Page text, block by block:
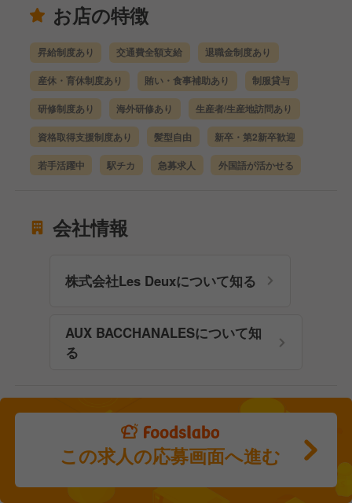
お店の特徴
昇給制度あり 交通費全額支給 退職金制度あり
産休・育休制度あり 賄い・食事補助あり 制服貸与
研修制度あり 海外研修あり 生産者/生産地訪問あり
資格取得支援制度あり 髪型自由 新卒・第2新卒歓迎
若手活躍中 駅チカ 急募求人 外国語が活かせる
会社情報
株式会社Les Deuxについて知る
AUX BACCHANALESについて知
る
この求人の応募画面へ進む